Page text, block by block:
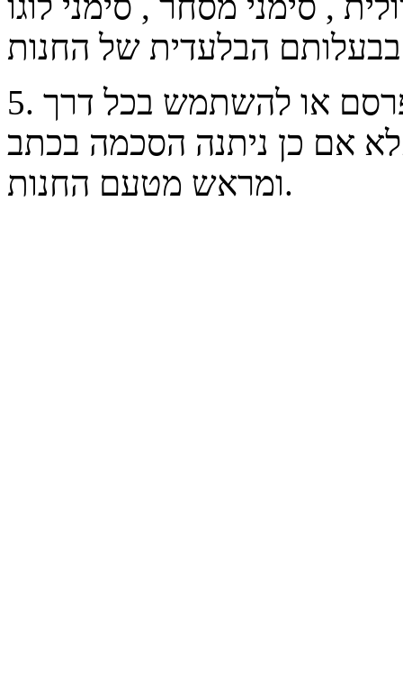
5. אין להעתיק , לשכפל, להפיץ , לפרסם או להשתמש בכל דרך
אם כן ניתנה הסכמה בכתב
ומראש מטעם החנות.